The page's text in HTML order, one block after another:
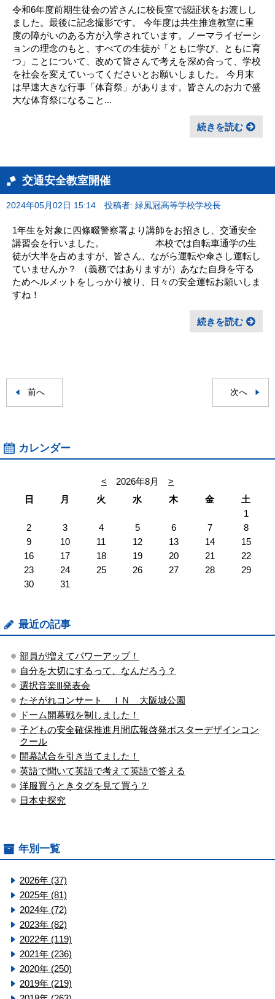
令和6年度前期生徒会の皆さんに校長室で認証状をお渡しし
ました。最後に記念撮影です。 今年度は共生推進教室に重
度の障がいのある方が入学されています。ノーマライゼーシ
ョンの理念のもと、すべての生徒が「ともに学び、ともに育
つ」ことについて、改めて皆さんで考えを深め合って、学校
を社会を変えていってくださいとお願いしました。 今月末
は早速大きな行事「体育祭」があります。皆さんのお力で盛
大な体育祭になること...
続きを読む
交通安全教室開催
2024年05月02日 15:14 投稿者: 緑風冠高等学校学校長
1年生を対象に四條畷警察署より講師をお招きし、交通安全
講習会を行いました。 本校では自転車通学の生
徒が大半を占めますが、皆さん、ながら運転や傘さし運転し
ていませんか？ （義務ではありますが）あなた自身を守る
ためヘルメットをしっかり被り、日々の安全運転お願いしま
すね！
続きを読む
前へ 次へ
カレンダー
< 2026年8月
>
日
月 火 水 木 金
土
1
2
3 4 5 6 7
8
9
10 11 12 13 14
15
16
17 18 19 20 21
22
23
24 25 26 27 28
29
30
31
最近の記事
部員が増えてパワーアップ！
自分を大切にするって、なんだろう？
選択音楽Ⅲ発表会
たそがれコンサート ＩＮ 大阪城公園
ドーム開幕戦を制しました！
子どもの安全確保推進月間広報啓発ポスターデザインコン
クール
開幕試合を引き当てました！
英語で聞いて英語で考えて英語で答える
洋服買うときタグを見て買う？
日本史探究
年別一覧
2026年 (37)
2025年 (81)
2024年 (72)
2023年 (82)
2022年 (119)
2021年 (236)
2020年 (250)
2019年 (219)